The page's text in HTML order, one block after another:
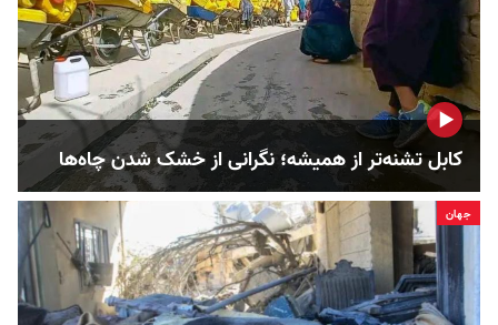
کابل تشنه‌تر از همیشه؛ نگرانی از خشک‌ شدن چاه‌ها
جهان